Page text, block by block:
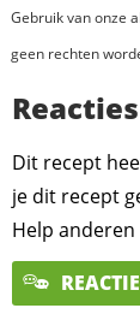
Gebruik van onze
geen rechten
Dit recept
je dit recept
Help